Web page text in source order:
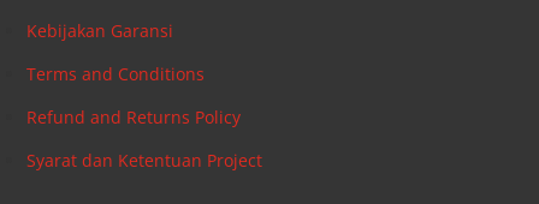
Kebijakan Garansi
Terms and Conditions
Refund and Returns Policy
Syarat dan Ketentuan Project